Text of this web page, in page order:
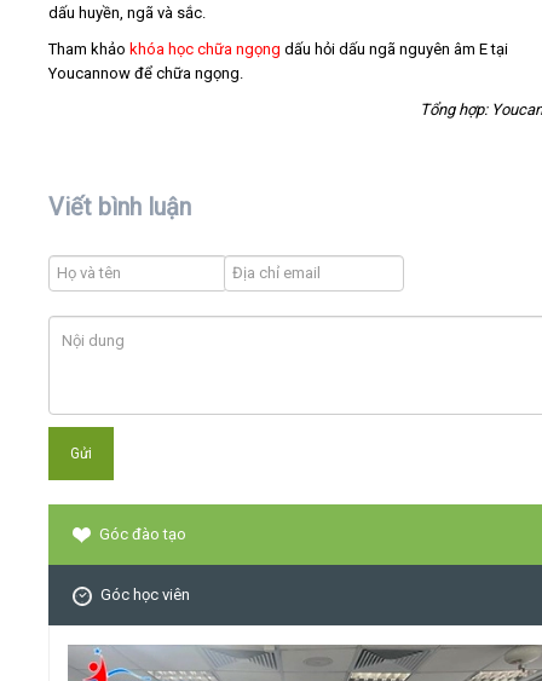
dấu huyền, ngã và sắc.
Tham khảo khóa học chữa ngọng dấu hỏi dấu ngã nguyên âm E tại
Youcannow để chữa ngọng.
Tổng hợp:
Viết bình luận
Góc đào tạo
Góc học viên